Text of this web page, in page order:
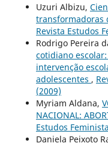
Uzuri Albizu,
transformadoras
Revista Estudos
Rodrigo Pereira
cotidiano
intervenção
adolescentes ,
(2009)
Myriam Aldana,
NACIONAL:
Estudos
Daniela Peixoto